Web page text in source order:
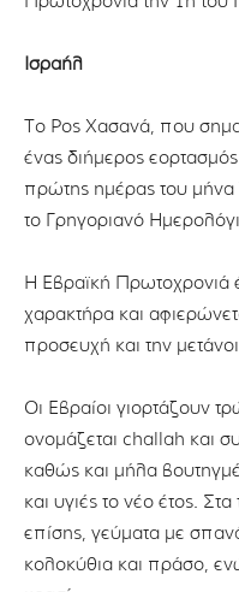
Ισραήλ
Το Ρος Χασανά, που
ένας διήμερος
πρώτης ημέρας του
το Γρηγοριανό
Η Εβραϊκή Πρωτοχρονιά
χαρακτήρα και
προσευχή και την
Οι Εβραίοι γιορτάζουν
ονομάζεται challah και
καθώς και μήλα
και υγιές το νέο έτος.
επίσης, γεύματα με
κολοκύθια και πράσο,